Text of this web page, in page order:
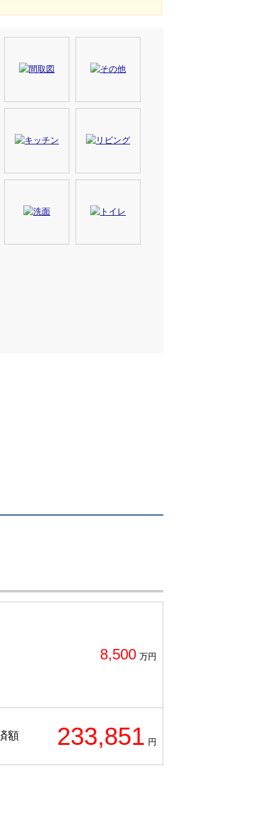
8,500 万円
額 233,851 円